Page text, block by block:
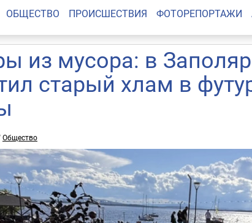
ОБЩЕСТВО ПРОИСШЕСТВИЯ ФОТОРЕПОРТАЖИ
из мусора: в
старый хлам в
Общество